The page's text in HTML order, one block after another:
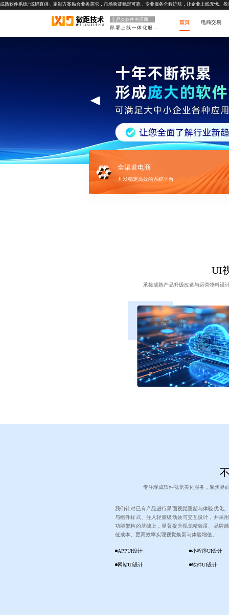
成熟软件系统+源码直供，定制方案贴合业务需求，市场验证稳定可靠，专业服务全程护航，让企业上线无忧、盈
全品类软件供应商
首页 电商交易
全渠道电商
开发稳定高效的系统平台
UI
承接成熟产品升级改造与运营物料设
专注现成软件视觉美化服务，聚焦界
我们针对已有产品进行界面视觉重塑与体验优化
与组件样式、注入轻量级动效与交互设计，并采
功能架构的基础上，显著提升视觉精致度、品牌
低成本、更高效率实现视觉焕新与体验增值。
APPUI设计 小程序UI设计
网站UI设计 软件UI设计